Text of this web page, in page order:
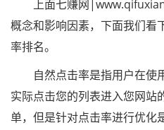
上面七赚网
概念和影响因素，下面我们看
率排名。
自然点击率是指用户在使
实际点击您的列表进入您网站
单，但是针对点击率进行优化